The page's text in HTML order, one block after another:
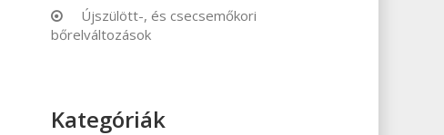
Újszülött-, és csecsemőkori
bőrelváltozások
Kategóriák